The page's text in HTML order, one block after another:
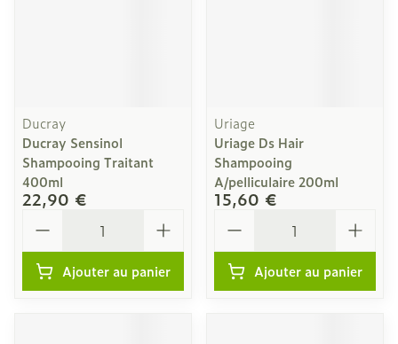
Ducray
Ducray Sensinol
Shampooing Traitant
400ml
22,90 €
Ajouter au panier
Uriage
Uriage Ds Hair
Shampooing
A/pelliculaire 200ml
15,60 €
Ajouter au panier